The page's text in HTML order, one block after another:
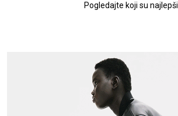
Pogledajte koji su najlepši